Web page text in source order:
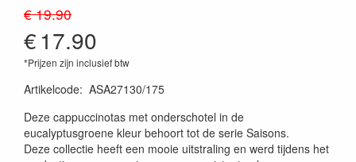
€ 19.90
€17.90
*Prijzen zijn inclusief btw
Artikelcode: ASA27130/175
Deze cappuccinotas met onderschotel in de
eucalyptusgroene kleur behoort tot de serie Saisons.
Deze collectie heeft een mooie uitstraling en werd tijdens het